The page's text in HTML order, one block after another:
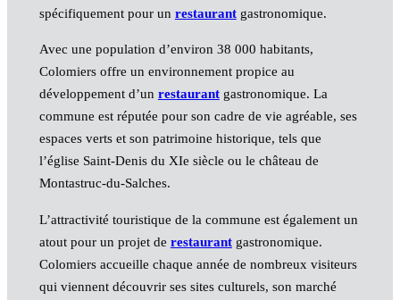
spécifiquement pour un restaurantgastronomique.
Avec une population d’environ 38 000 habitants,
Colomiers offre un environnement propice au
développement d’un restaurantgastronomique. La
commune est réputée pour son cadre de vie agréable, ses
espaces verts et son patrimoine historique, tels que
l’église Saint-Denis du XIe siècle ou le château de
Montastruc-du-Salches.
L’attractivité touristique de la commune est également un
atout pour un projet de restaurantgastronomique.
Colomiers accueille chaque année de nombreux visiteurs
qui viennent découvrir ses sites culturels, son marché